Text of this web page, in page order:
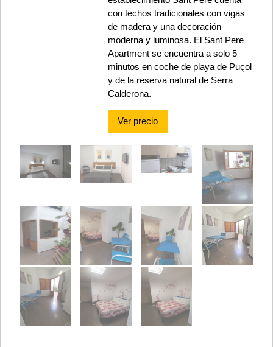
con techos tradicionales con vigas
de madera y una decoración
moderna y luminosa. El Sant Pere
Apartment se encuentra a solo 5
minutos en coche de playa de Puçol
y de la reserva natural de Serra
Calderona.
Ver precio